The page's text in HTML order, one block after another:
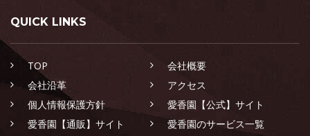
QUICK LINKS
TOP
会社概要
会社沿革
アクセス
個人情報保護方針
愛香園【公式】サイト
愛香園【通販】サイト
愛香園のサービス一覧